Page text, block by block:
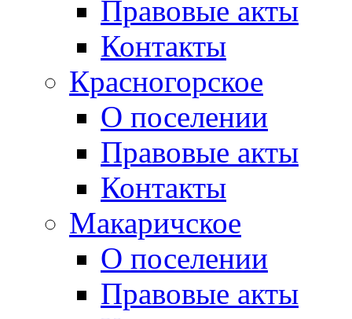
Правовые акты
Контакты
Красногорское
О поселении
Правовые акты
Контакты
Макаричское
О поселении
Правовые акты